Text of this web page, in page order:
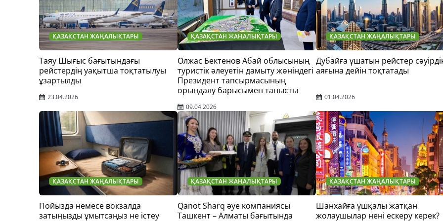
ҚАЗАҚСТАН ЖАҢАЛЫҚТАРЫ
Таяу Шығыс бағытындағы
рейстердің уақытша тоқтатылуы
ұзартылды
23.04.2026
ҚАЗАҚСТАН ЖАҢАЛЫҚТАРЫ
Олжас Бектенов Абай облысының
туристік әлеуетін дамыту жөніндегі
Президент тапсырмасының
орындалу барысымен танысты
09.04.2026
ҚАЗАҚСТАН ЖАҢАЛЫҚТАРЫ
Дубайға ұшатын рейстер
аяғына дейін тоқтатады
01.04.2026
ҚАЗАҚСТАН ЖАҢАЛЫҚТАРЫ
Пойызда немесе вокзалда
затыңызды ұмытсаңыз не істеу
ҚАЗАҚСТАН ЖАҢАЛЫҚТАРЫ
Qanot Sharq әуе компаниясы
Ташкент – Алматы бағытында
ҚАЗАҚСТАН ЖАҢАЛЫҚТАРЫ
Шанхайға ұшқалы жатқан
жолаушылар нені ескеру керек?